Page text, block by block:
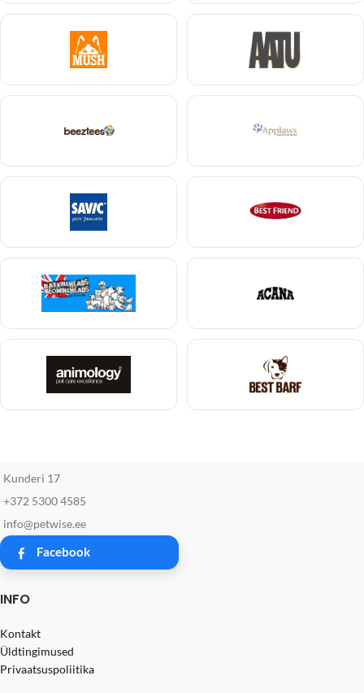
Kunderi 17
+372 5300 4585
info@petwise.ee
Facebook
INFO
Kontakt
Üldtingimused
Privaatsuspoliitika